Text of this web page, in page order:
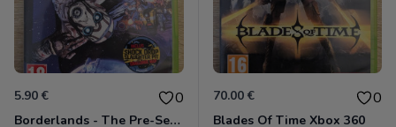
5.90 € 0
Borderlands - The Pre-Sequel ! Xbox 360
70.00 € 0
Blades Of Time Xbox 360